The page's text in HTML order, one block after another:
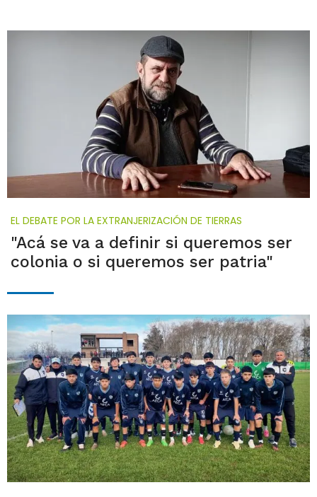
EL DEBATE POR LA EXTRANJERIZACIÓN DE TIERRAS
"Acá se va a definir si queremos ser
colonia o si queremos ser patria"